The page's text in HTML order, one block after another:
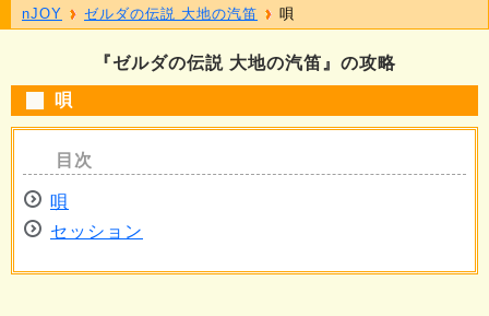
『ゼルダの伝説 大地の汽笛』の攻略
唄
唄
セッション
nJOY ゼルダの伝説 大地の汽笛 唄